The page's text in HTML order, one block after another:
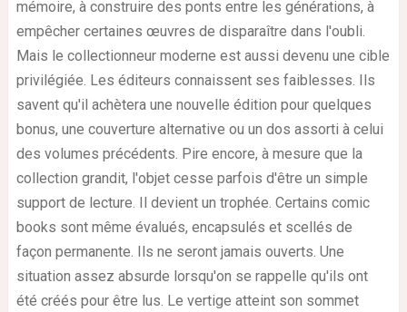
mémoire, à construire des ponts entre les générations, à
empêcher certaines œuvres de disparaître dans l'oubli.
Mais le collectionneur moderne est aussi devenu une cible
privilégiée. Les éditeurs connaissent ses faiblesses. Ils
savent qu'il achètera une nouvelle édition pour quelques
bonus, une couverture alternative ou un dos assorti à celui
des volumes précédents. Pire encore, à mesure que la
collection grandit, l'objet cesse parfois d'être un simple
support de lecture. Il devient un trophée. Certains comic
books sont même évalués, encapsulés et scellés de
façon permanente. Ils ne seront jamais ouverts. Une
situation assez absurde lorsqu'on se rappelle qu'ils ont
été créés pour être lus. Le vertige atteint son sommet